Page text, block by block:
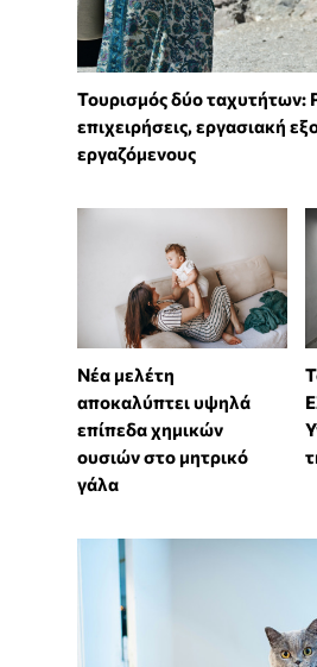
Τουρισμός δύο ταχυτήτων:
επιχειρήσεις, εργασιακή
εργαζόμενους
Νέα μελέτη
αποκαλύπτει υψηλά
επίπεδα χημικών
ουσιών στο μητρικό
γάλα